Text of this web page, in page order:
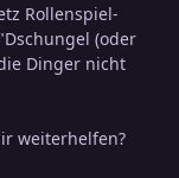
Rollenspiel-
(oder
Dinger nicht
weiterhelfen?